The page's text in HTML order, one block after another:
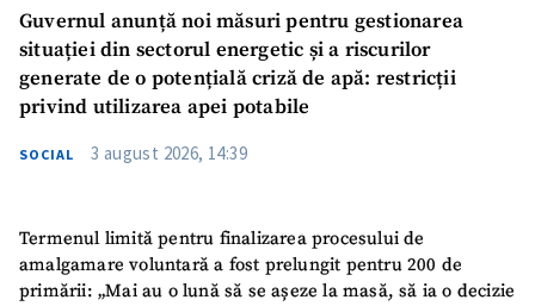
Guvernul anunță noi măsuri pentru gestionarea
situației din sectorul energetic și a riscurilor
generate de o potențială criză de apă: restricții
privind utilizarea apei potabile
SOCIAL 3 august 2026, 14:39
Termenul limită pentru finalizarea procesului de
amalgamare voluntară a fost prelungit pentru 200 de
primării: „Mai au o lună să se așeze la masă, să ia o decizie